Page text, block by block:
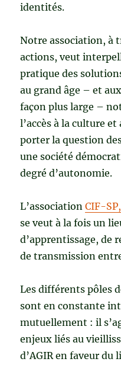
identités.
Notre association, à
actions, veut
pratique des
au grand âge – et
façon plus large –
l’accès à la culture
porter la question
une société
degré d’autonomie.
L’associationCIF-
se veut à la fois un
d’apprentissage, de
de transmission
Les différents pôles
sont en constante
mutuellement : il
enjeux liés au
d’AGIR en faveur du